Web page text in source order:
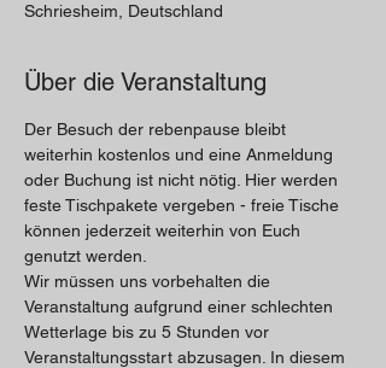
Schriesheim, Deutschland
Über die Veranstaltung
Der Besuch der rebenpause bleibt
weiterhin kostenlos und eine Anmeldung
oder Buchung ist nicht nötig. Hier werden
feste Tischpakete vergeben - freie Tische
können jederzeit weiterhin von Euch
genutzt werden.
Wir müssen uns vorbehalten die
Veranstaltung aufgrund einer schlechten
Wetterlage bis zu 5 Stunden vor
Veranstaltungsstart abzusagen. In diesem